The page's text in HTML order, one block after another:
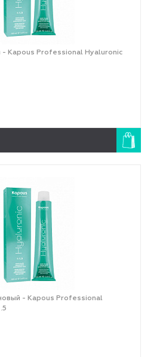
Kapous Professional Hyaluronic
- Kapous Professional